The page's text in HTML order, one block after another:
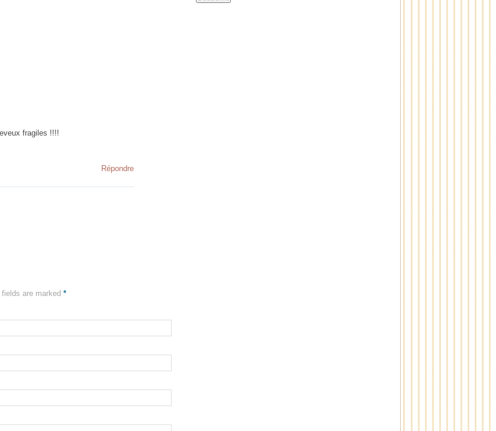
fragiles !!!!
Répondre
are marked *